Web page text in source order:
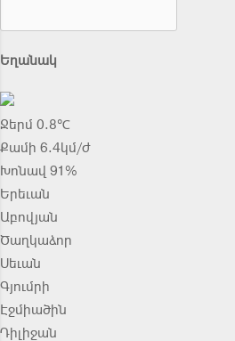
Եղանակ
Ջերմ 0.8℃
Քամի 6.4կմ/ժ
Խոնավ 91%
Երեւան
Աբովյան
Ծաղկաձոր
Սեւան
Գյումրի
Էջմիածին
Դիլիջան